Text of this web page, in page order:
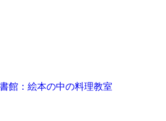
館：絵本の中の料理教室